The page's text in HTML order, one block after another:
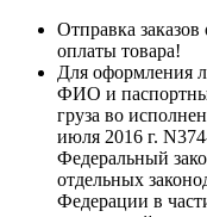
Отправка заказов
оплаты товара!
Для оформления
ФИО и
груза во
июля 2016 г.
Федеральный
отдельных
Федерации в